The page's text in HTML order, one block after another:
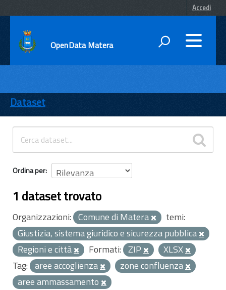
Accedi
OpenData Matera
ENTI
TEMI
INFORMAZIONI
Dataset
Ordina per
1 dataset trovato
Organizzazioni: Comune di Matera
temi:
Giustizia, sistema giuridico e sicurezza pubblica
Regioni e città
Formati: ZIP
XLSX
Tag: aree accoglienza
zone confluenza
aree ammassamento